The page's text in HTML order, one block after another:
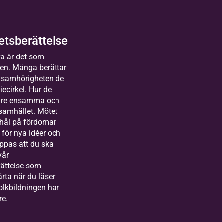
med
din röst
hur
kan bli en
både
och lugn.
Lövnäskyrka
2026-
08-12
Kom
mand
e
2 tillfällen
Akl
och
i OBK
till Bilda
långt
heart
är det som
Många berättar
de
Hur de
ensamma och
Mötet
på fördomar
nya idéer och
att du ska
som
när du läser
har